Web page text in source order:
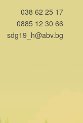
038 62 25 17
0885 12 30 66
sdg19_h@abv.bg